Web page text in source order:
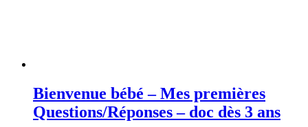
Bienvenue bébé – Mes premières
Questions/Réponses – doc dès 3 ans